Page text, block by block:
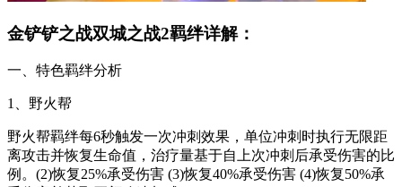
金铲铲之战双城之战2羁绊详解：
一、特色羁绊分析
1、野火帮
野火帮羁绊每6秒触发一次冲刺效果，单位冲刺时执行无限距
离攻击并恢复生命值，治疗量基于自上次冲刺后承受伤害的比
例。(2)恢复25%承受伤害 (3)恢复40%承受伤害 (4)恢复50%承